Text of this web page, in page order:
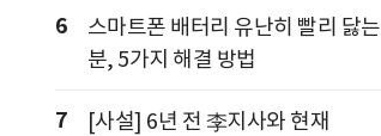
6
스마트폰 배터리 유난히 빨리 닳는
분, 5가지 해결 방법
7
[사설] 6년 전 李지사와 현재